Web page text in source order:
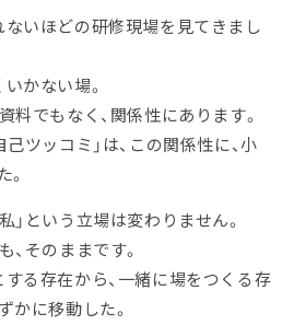
ないほどの研修現場を見てきまし
かない場。
料でもなく、関係性にあります。
己ツッコミ」は、この関係性に、小
」という立場は変わりません。
、そのままです。
する存在から、一緒に場をつくる存
かに移動した。